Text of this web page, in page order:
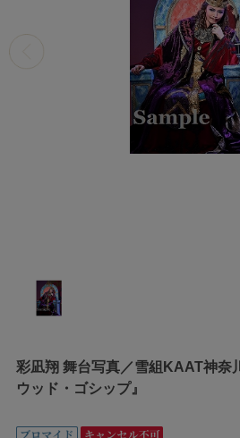
彩凪翔 舞台写真／雪組KAAT神奈
ウッド・ゴシップ』